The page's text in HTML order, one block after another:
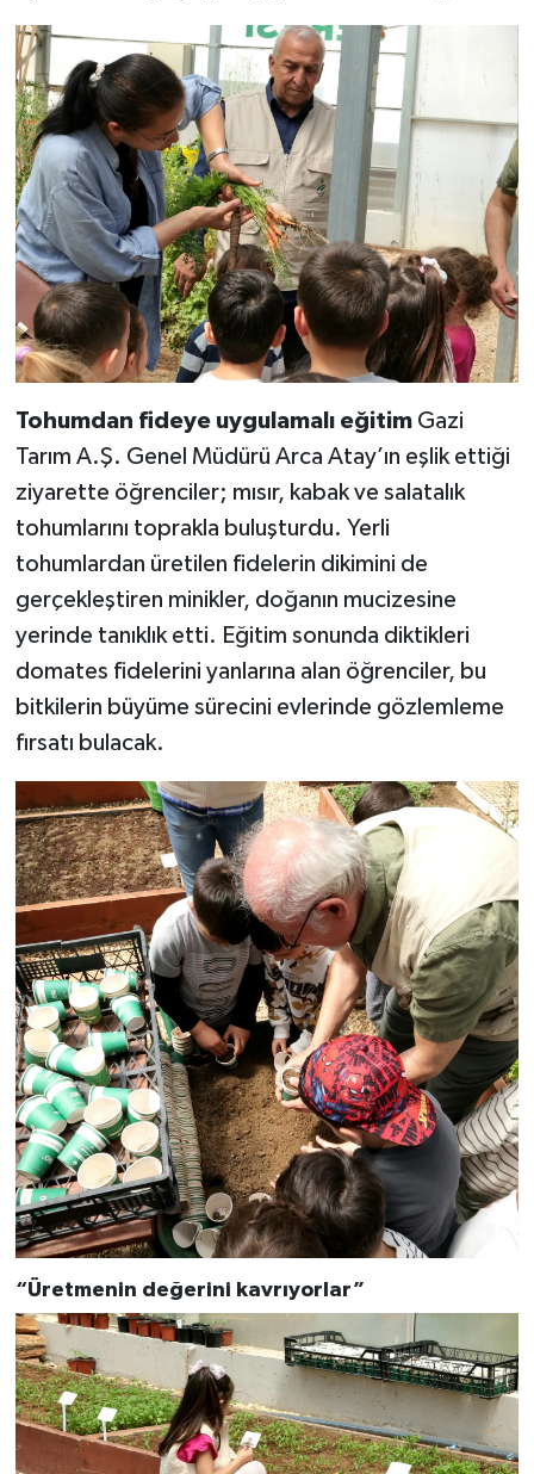
Tohumdan fideye uygulamalı eğitimGazi
Tarım A.Ş. Genel Müdürü Arca Atay’ın eşlik ettiği
ziyarette öğrenciler; mısır, kabak ve salatalık
tohumlarını toprakla buluşturdu. Yerli
tohumlardan üretilen fidelerin dikimini de
gerçekleştiren minikler, doğanın mucizesine
yerinde tanıklık etti. Eğitim sonunda diktikleri
domates fidelerini yanlarına alan öğrenciler, bu
bitkilerin büyüme sürecini evlerinde gözlemleme
fırsatı bulacak.
“Üretmenin değerini kavrıyorlar”